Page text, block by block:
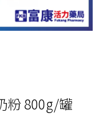
粉 800g/罐